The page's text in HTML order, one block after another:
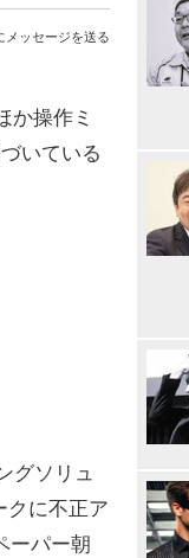
メッセージを送る
か操作ミ
いている
グソリュ
クに不正ア
ーパー朝